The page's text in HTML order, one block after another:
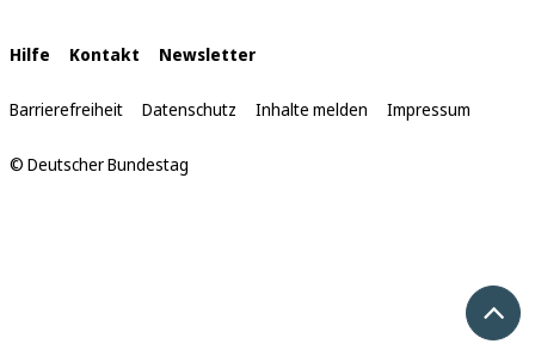
Interne
Links
Hilfe Kontakt Newsletter
Barrierefreiheit Datenschutz Inhalte melden Impressum
© Deutscher Bundestag